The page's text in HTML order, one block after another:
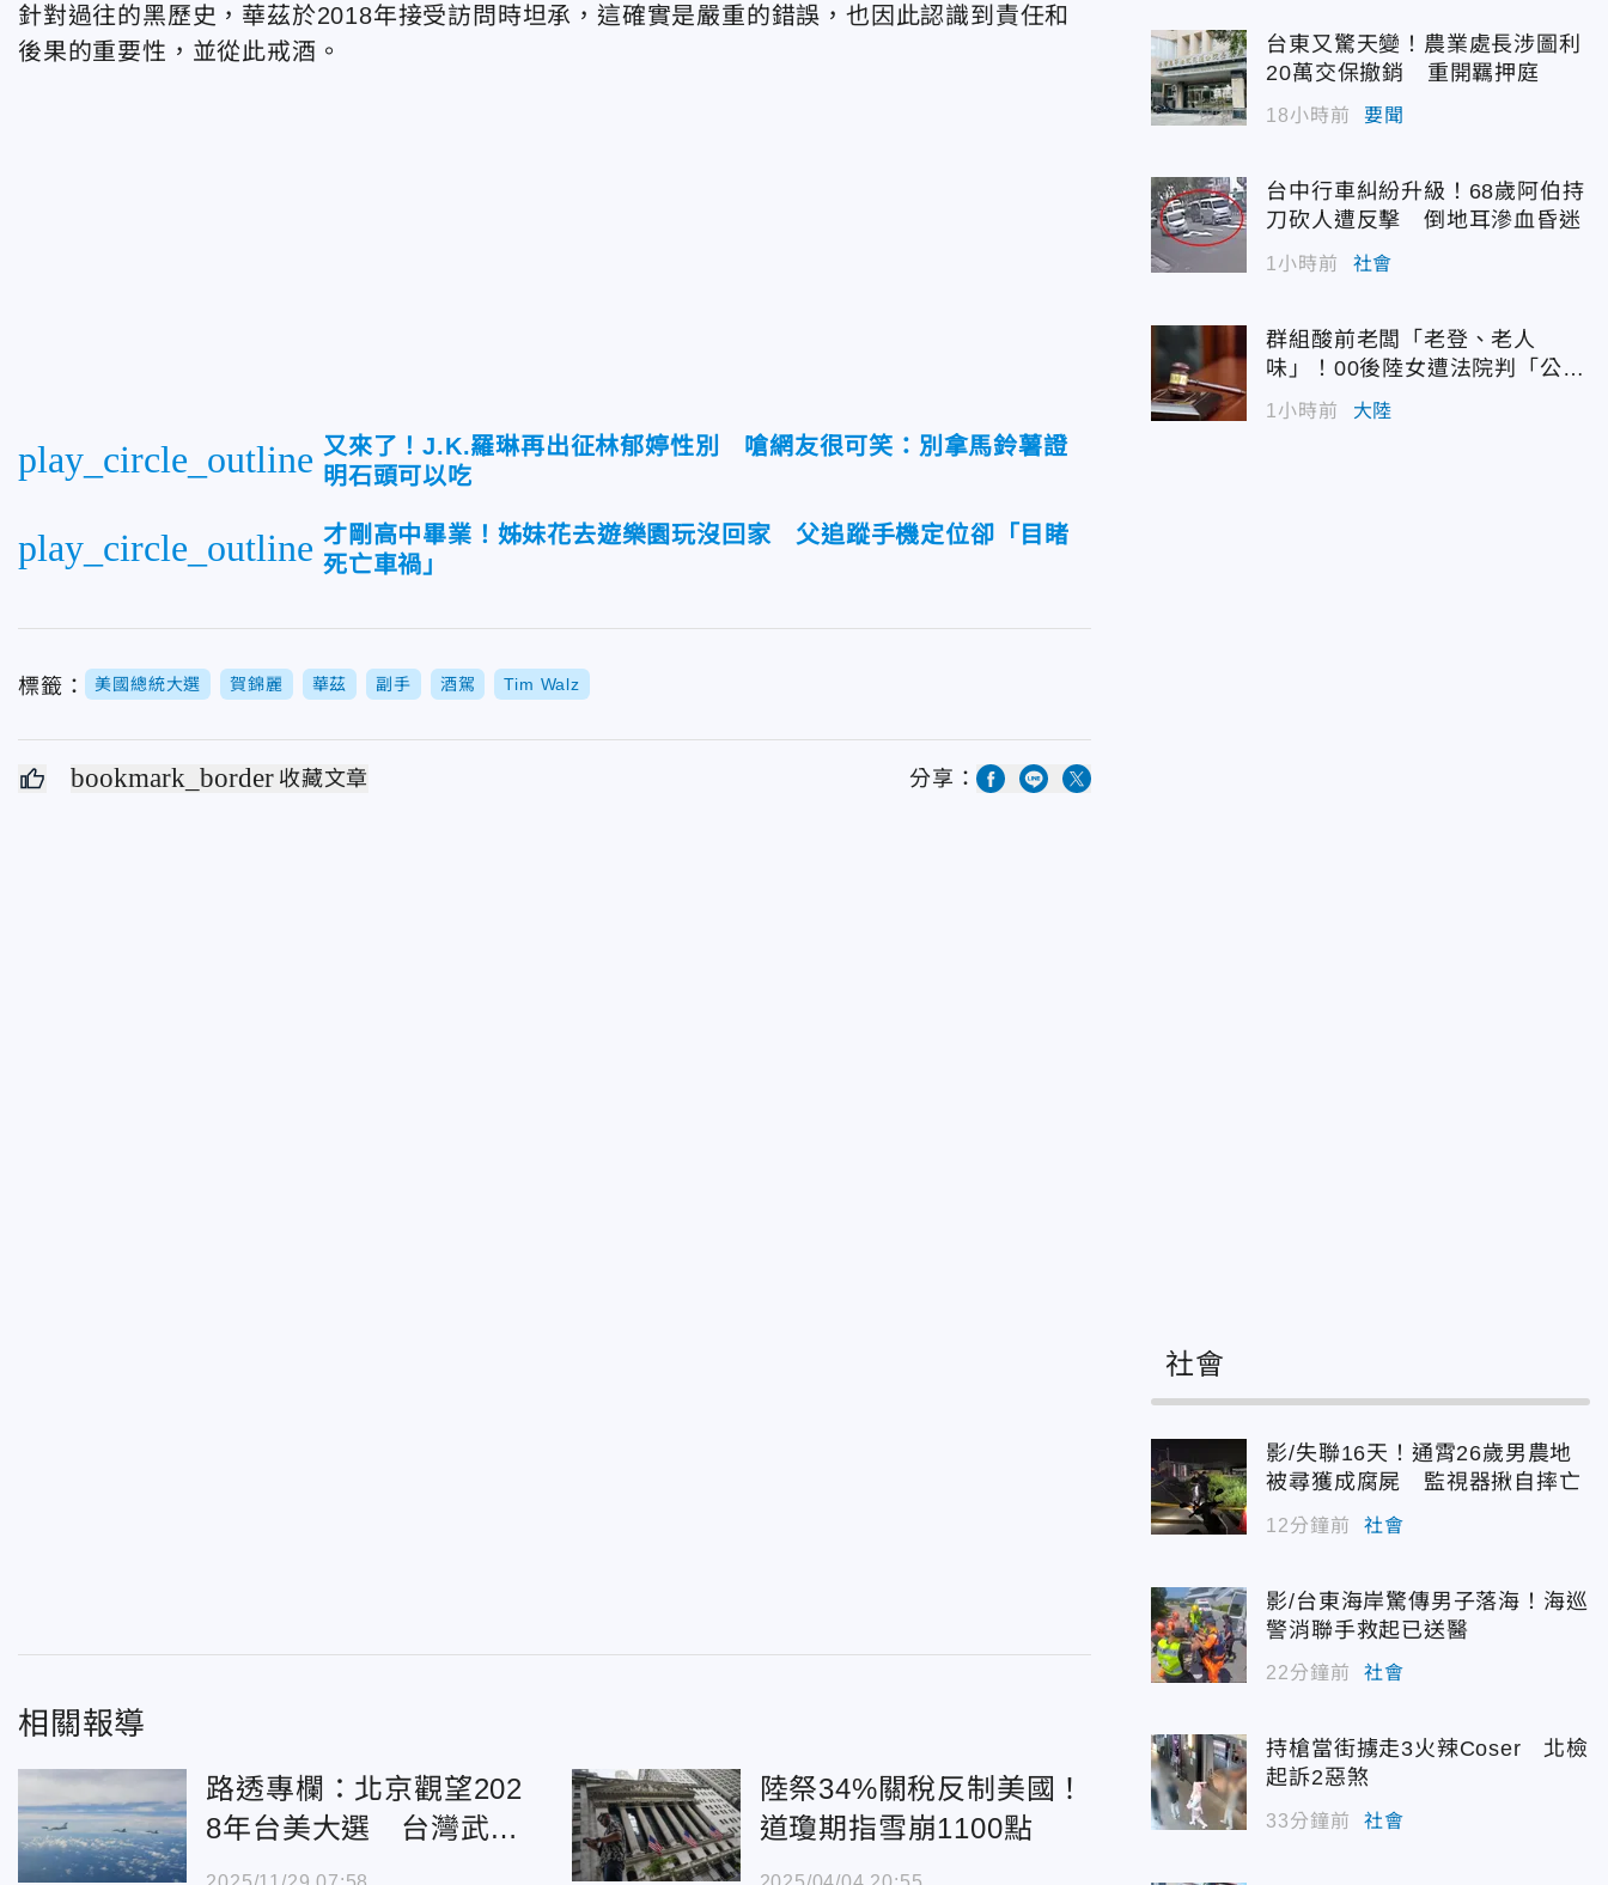
針對過往的黑歷史，華茲於2018年接受訪問時坦承，這確實是嚴重的錯誤，也因此認識到責任和
後果的重要性，並從此戒酒。
play_circle_outline 又來了！J.K.羅琳再出征林郁婷性別 嗆網友很可笑：別拿馬鈴薯證
明石頭可以吃
play_circle_outline 才剛高中畢業！姊妹花去遊樂園玩沒回家 父追蹤手機定位卻「目睹
死亡車禍」
標籤： 美國總統大選 賀錦麗 華茲 副手 酒駕 Tim Walz
bookmark_border 收藏文章 分享：
相關報導
路透專欄：北京觀望202
8年台美大選 台灣武統
威脅或減
陸祭34%關稅反制美國！
道瓊期指雪崩1100點
台東又驚天變！農業處長涉圖利
20萬交保撤銷 重開羈押庭
18小時前 要聞
台中行車糾紛升級！68歲阿伯持
刀砍人遭反擊 倒地耳滲血昏迷
1小時前 社會
群組酸前老闆「老登、老人
味」！00後陸女遭法院判「公然
侮辱」
1小時前 大陸
社會
影/失聯16天！通霄26歲男農地
被尋獲成腐屍 監視器揪自摔亡
12分鐘前 社會
影/台東海岸驚傳男子落海！海巡
警消聯手救起已送醫
22分鐘前 社會
持槍當街擄走3火辣Coser 北檢
起訴2惡煞
33分鐘前 社會